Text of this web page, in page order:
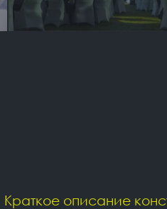
Краткое описание